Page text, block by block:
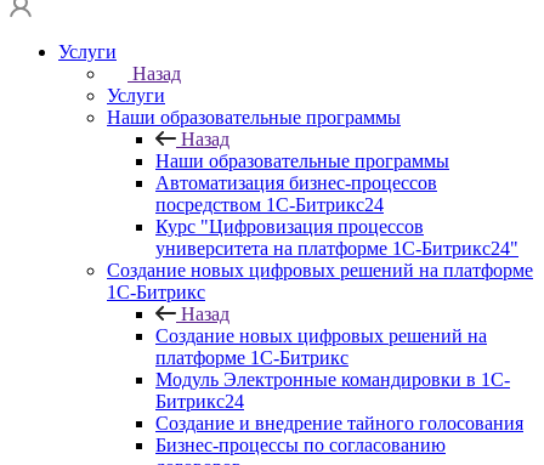
Услуги
Назад
Услуги
Наши образовательные программы
Назад
Наши образовательные программы
Автоматизация бизнес-процессов
посредством 1С-Битрикс24
Курс "Цифровизация процессов
университета на платформе 1С-Битрикс24"
Создание новых цифровых решений на платформе
1С-Битрикс
Назад
Создание новых цифровых решений на
платформе 1С-Битрикс
Модуль Электронные командировки в 1С-
Битрикс24
Создание и внедрение тайного голосования
Бизнес-процессы по согласованию